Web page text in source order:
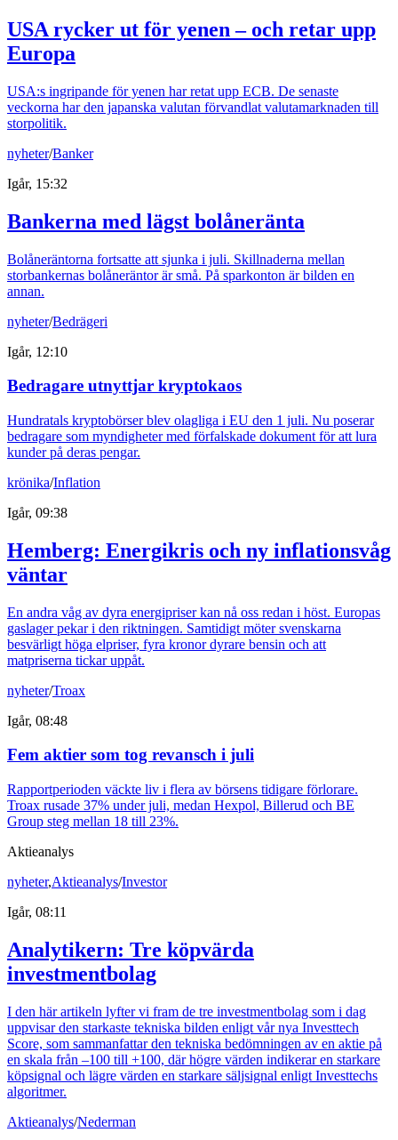
USA rycker ut för yenen – och retar upp
Europa
USA:s ingripande för yenen har retat upp ECB. De senaste
veckorna har den japanska valutan förvandlat valutamarknaden till
storpolitik.
nyheter/Banker
Igår, 15:32
Bankerna med lägst bolåneränta
Bolåneräntorna fortsatte att sjunka i juli. Skillnaderna mellan
storbankernas bolåneräntor är små. På sparkonton är bilden en
annan.
nyheter/Bedrägeri
Igår, 12:10
Bedragare utnyttjar kryptokaos
Hundratals kryptobörser blev olagliga i EU den 1 juli. Nu poserar
bedragare som myndigheter med förfalskade dokument för att lura
kunder på deras pengar.
krönika/Inflation
Igår, 09:38
Hemberg: Energikris och ny inflationsvåg
väntar
En andra våg av dyra energipriser kan nå oss redan i höst. Europas
gaslager pekar i den riktningen. Samtidigt möter svenskarna
besvärligt höga elpriser, fyra kronor dyrare bensin och att
matpriserna tickar uppåt.
nyheter/Troax
Igår, 08:48
Fem aktier som tog revansch i juli
Rapportperioden väckte liv i flera av börsens tidigare förlorare.
Troax rusade 37% under juli, medan Hexpol, Billerud och BE
Group steg mellan 18 till 23%.
Aktieanalys
nyheter,Aktieanalys/Investor
Igår, 08:11
Analytikern: Tre köpvärda
investmentbolag
I den här artikeln lyfter vi fram de tre investmentbolag som i dag
uppvisar den starkaste tekniska bilden enligt vår nya Investtech
Score, som sammanfattar den tekniska bedömningen av en aktie på
en skala från –100 till +100, där högre värden indikerar en starkare
köpsignal och lägre värden en starkare säljsignal enligt Investtechs
algoritmer.
Aktieanalys/Nederman